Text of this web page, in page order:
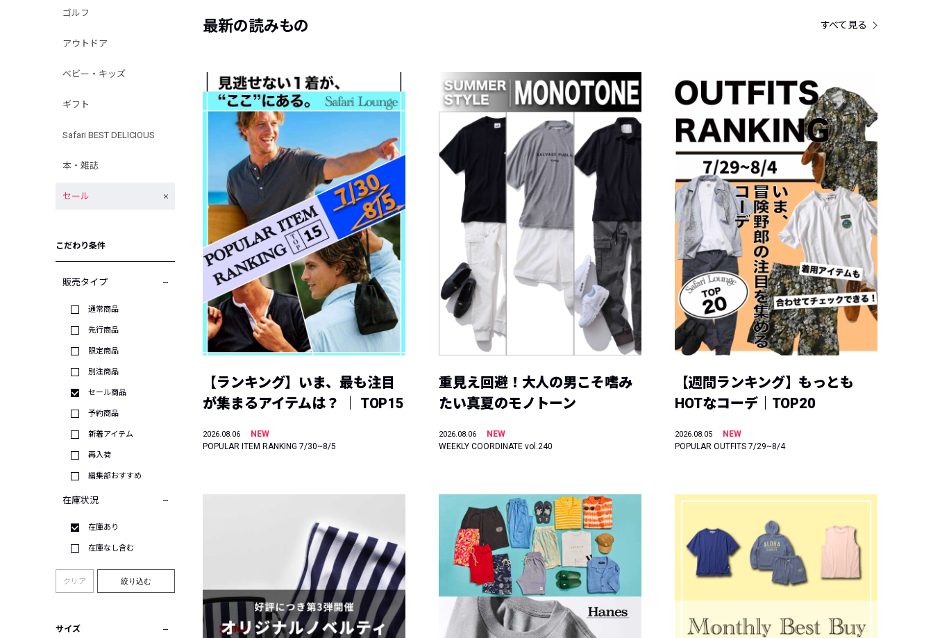
ゴルフ
アウトドア
ベビー・キッズ
ギフト
Safari BEST DELICIOUS
本・雑誌
セール
こだわり条件
販売タイプ
通常商品
先行商品
限定商品
別注商品
セール商品
予約商品
新着アイテム
再入荷
編集部おすすめ
在庫状況
在庫あり
在庫なし含む
クリア 絞り込む
サイズ
最新の読みもの すべて見る
【ランキング】いま、最も注目
が集まるアイテムは？ ｜ TOP15
2026.08.06
NEW
POPULAR ITEM RANKING 7/30~8/5
重見え回避！大人の男こそ嗜み
たい真夏のモノトーン
2026.08.06
NEW
WEEKLY COORDINATE vol.240
【週間ランキング】もっとも
HOTなコーデ｜TOP20
2026.08.05
NEW
POPULAR OUTFITS 7/29~8/4